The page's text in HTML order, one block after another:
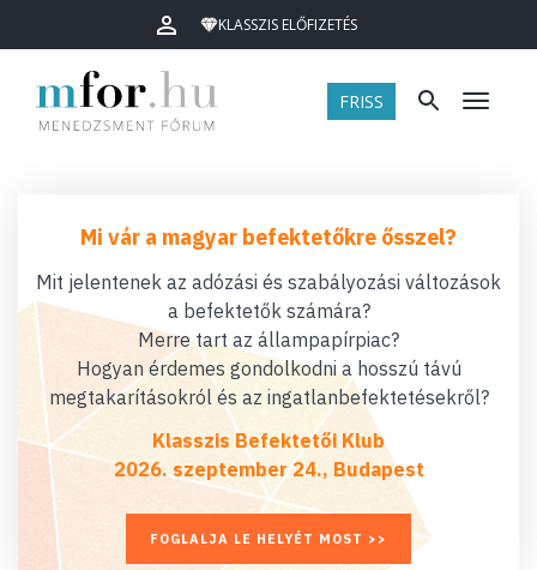
KLASSZIS ELŐFIZETÉS
FRISS Menü
Mi vár a magyar befektetőkre ősszel?
Mit jelentenek az adózási és szabályozási változások
a befektetők számára?
Merre tart az állampapírpiac?
Hogyan érdemes gondolkodni a hosszú távú
megtakarításokról és az ingatlanbefektetésekről?
Klasszis Befektetői Klub
2026. szeptember 24., Budapest
FOGLALJA LE HELYÉT MOST >>